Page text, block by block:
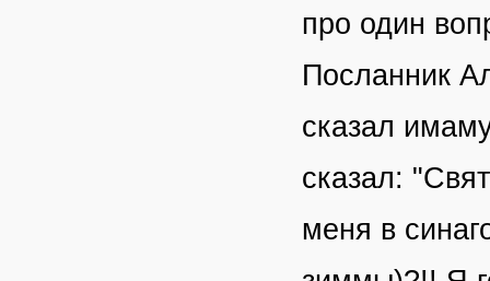
про один
Посланник
сказал
сказал:
меня в